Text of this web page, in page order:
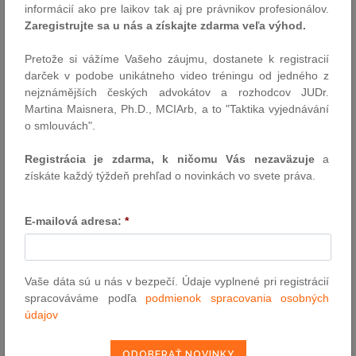
organizácii Ústavného súdu SR, ktorú parlament posunul do
druhého čítania. Rovnaký scenár bol aj pred rokom a…
7.4.2014
Poslanci zvolili piatich kandidátov na
(TASR) Poslanci Národnej rady SR v tajnej voľbe zvolili piatich
kandidátov na ústavných sudcov. Ich úlohou bolo zvoliť šesť
Juraja Horvátha a Jána Auxta - funkčné obdobie im končí 4. júla
4.4.2014
Návrh zákona o oznamovateľoch
informácií ako pre laikov tak aj pre právnikov profesionálov.
Zaregistrujte sa u nás a získajte zdarma veľa výhod.
Pretože si vážíme Vašeho záujmu, dostanete k registracií
darček v podobe unikátneho video tréningu od jedného z
nejznámějších českých advokátov a rozhodcov JUDr.
Martina Maisnera, Ph.D., MCIArb, a to "Taktika vyjednávání
o smlouvách".
Registrácia je zdarma, k ničomu Vás nezaväzujea
získáte každý týždeň prehľad o novinkách vo svete práva.
E-mailová adresa: *
Vaše dáta sú u nás v bezpečí. Údaje vyplnené pri registrácií
spracováváme podľa podmienok spracovania osobných
údajov